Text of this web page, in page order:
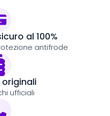
al 100%
antifrode
ufficiali